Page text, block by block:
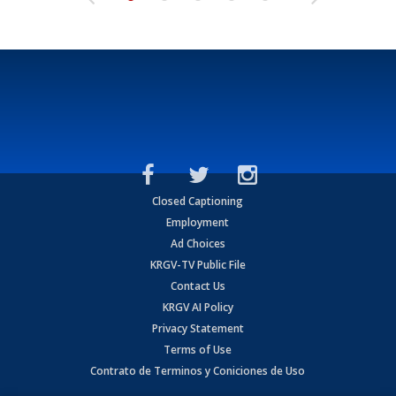
Closed Captioning
Employment
Ad Choices
KRGV-TV Public File
Contact Us
KRGV AI Policy
Privacy Statement
Terms of Use
Contrato de Terminos y Coniciones de Uso